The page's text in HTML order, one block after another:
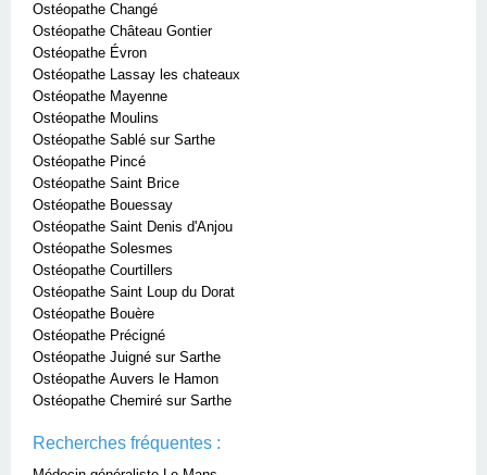
Ostéopathe Changé
Ostéopathe Château Gontier
Ostéopathe Évron
Ostéopathe Lassay les chateaux
Ostéopathe Mayenne
Ostéopathe Moulins
Ostéopathe Sablé sur Sarthe
Ostéopathe Pincé
Ostéopathe Saint Brice
Ostéopathe Bouessay
Ostéopathe Saint Denis d'Anjou
Ostéopathe Solesmes
Ostéopathe Courtillers
Ostéopathe Saint Loup du Dorat
Ostéopathe Bouère
Ostéopathe Précigné
Ostéopathe Juigné sur Sarthe
Ostéopathe Auvers le Hamon
Ostéopathe Chemiré sur Sarthe
Recherches fréquentes :